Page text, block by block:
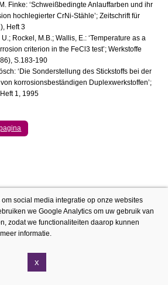
Finke: ‘Schweißbedingte Anlauffarben und ihr
hochlegierter CrNi-Stähle’; Zeitschrift für
Heft 3
Rockel, M.B.; Wallis, E.: ‘Temperature as a
criterion in the FeCl3 test’; Werkstoffe
S.183-190
‘Die Sonderstellung des Stickstoffs bei der
korrosionsbeständigen Duplexwerkstoffen’;
1, 1995
B.V.
social media integratie op onze websites
we Google Analytics om uw gebruik van
zodat we functionaliteiten daarop kunnen
informatie.
x